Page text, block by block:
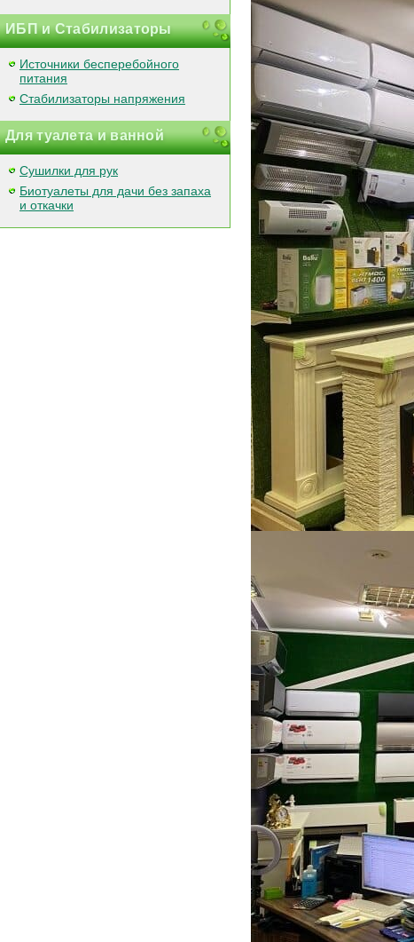
ИБП и Стабилизаторы
Источники бесперебойного
питания
Стабилизаторы напряжения
Для туалета и ванной
Сушилки для рук
Биотуалеты для дачи без запаха
и откачки